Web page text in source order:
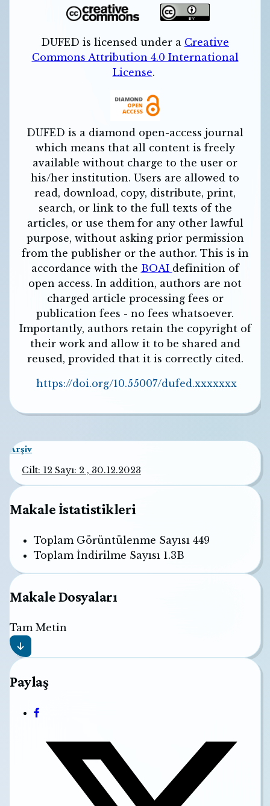
DUFED is licensed under a Creative
Commons Attribution 4.0 International
License.
DUFED is a diamond open-access journal
which means that all content is freely
available without charge to the user or
his/her institution. Users are allowed to
read, download, copy, distribute, print,
search, or link to the full texts of the
articles, or use them for any other lawful
purpose, without asking prior permission
from the publisher or the author. This is in
accordance with the BOAI definition of
open access. In addition, authors are not
charged article processing fees or
publication fees - no fees whatsoever.
Importantly, authors retain the copyright of
their work and allow it to be shared and
reused, provided that it is correctly cited.
https://doi.org/10.55007/dufed.xxxxxxx
Arşiv
Cilt: 12 Sayı: 2 , 30.12.2023
Makale İstatistikleri
Toplam Görüntülenme Sayısı 449
Toplam İndirilme Sayısı 1.3B
Makale Dosyaları
Tam Metin
Paylaş